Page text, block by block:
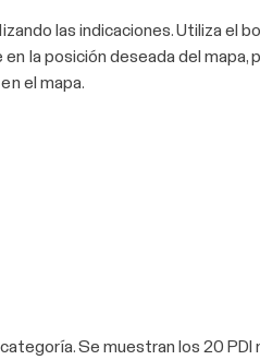
las indicaciones. Utiliza el
la posición deseada del
el mapa.
Se muestran los 20